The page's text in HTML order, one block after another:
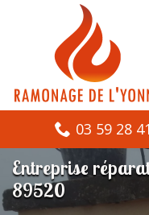
03 59 28
Entreprise
89520